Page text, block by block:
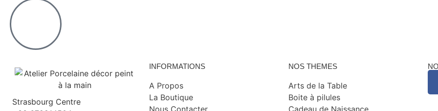
Strasbourg Centre
INFORMATIONS
A Propos
La Boutique
Nous Contacter
NOS THEMES
Arts de la Table
Boite à pilules
Cadeau de Naissance